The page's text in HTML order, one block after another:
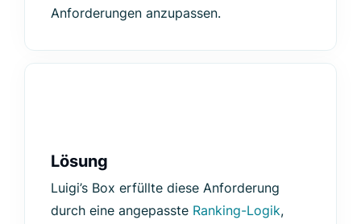
Anforderungen anzupassen.
Lösung
Luigi’s Box erfüllte diese Anforderung
durch eine angepasste Ranking-Logik,